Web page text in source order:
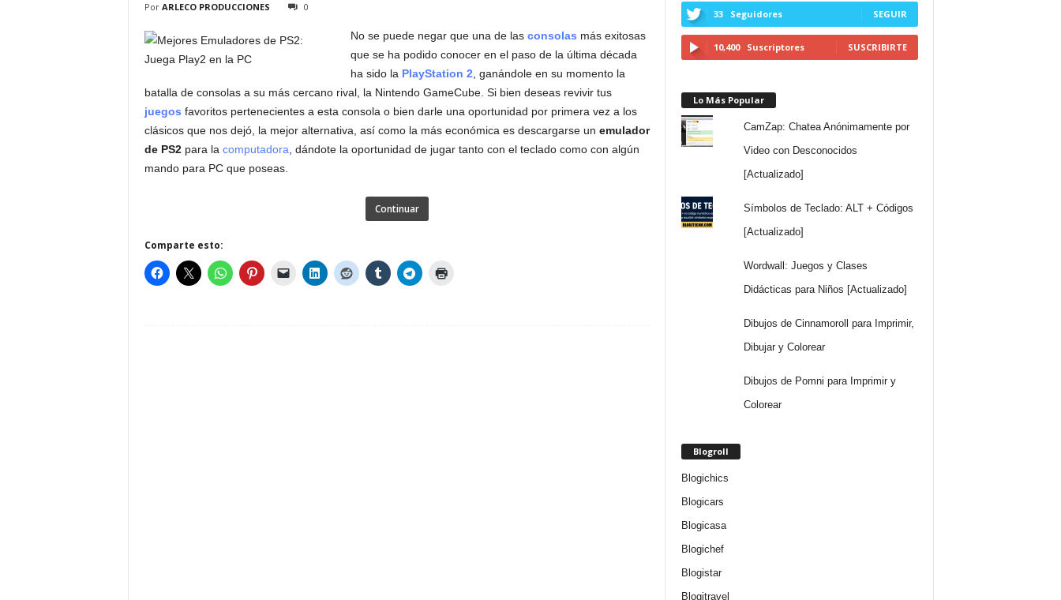
Por ARLECO PRODUCCIONES 0
No se puede negar que una de las consolas más exitosas
que se ha podido conocer en el paso de la última década
ha sido la PlayStation 2 , ganándole en su momento la
batalla de consolas a su más cercano rival, la Nintendo GameCube. Si bien deseas revivir tus
juegos favoritos pertenecientes a esta consola o bien darle una oportunidad por primera vez a los
clásicos que nos dejó, la mejor alternativa, así como la más económica es descargarse un emulador
de PS2para la computadora , dándote la oportunidad de jugar tanto con el teclado como con algún
mando para PC que poseas.
Continuar
Comparte esto:
33 Seguidores SEGUIR
10,400 Suscriptores SUSCRIBIRTE
Lo Más Popular
CamZap: Chatea Anónimamente por
Video con Desconocidos
[Actualizado]
Símbolos de Teclado: ALT + Códigos
[Actualizado]
Wordwall: Juegos y Clases
Didácticas para Niños [Actualizado]
Dibujos de Cinnamoroll para Imprimir,
Dibujar y Colorear
Dibujos de Pomni para Imprimir y
Colorear
Blogroll
Blogichics
Blogicars
Blogicasa
Blogichef
Blogistar
Blogitravel